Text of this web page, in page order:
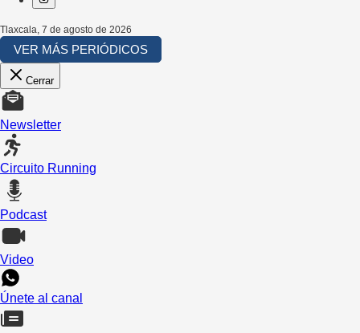
Tlaxcala 7 de agosto de 2026
VER MÁS PERIÓDICOS
Cerrar
Newsletter
Circuito Running
Podcast
Video
Únete al canal